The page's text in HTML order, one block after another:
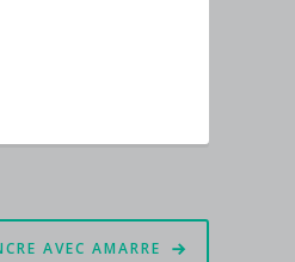
AVEC AMARRE